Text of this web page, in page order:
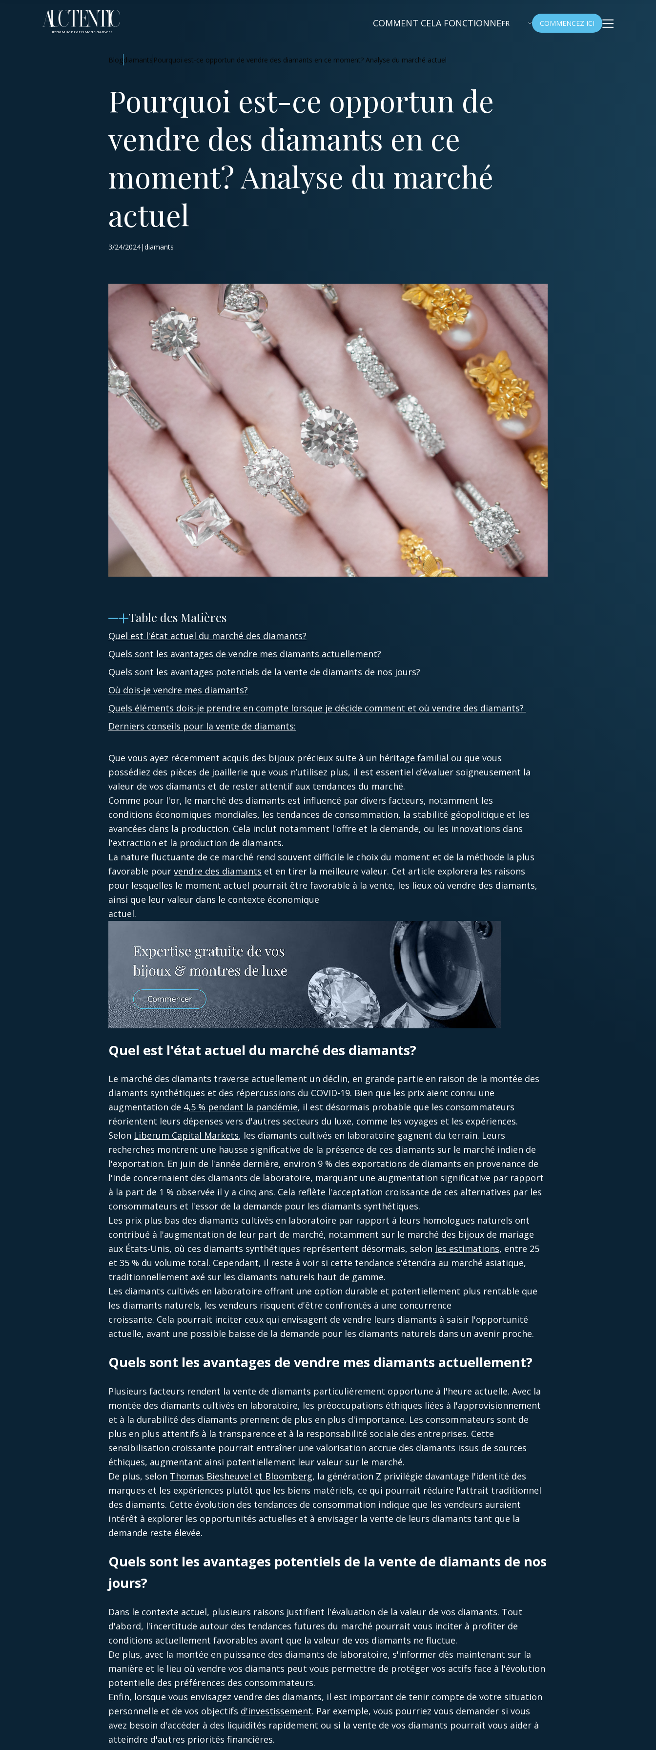
BredaMilanParisMadridAnvers
COMMENT CELA FONCTIONNEFR COMMENCEZ ICI
Blogdiamants Pourquoi est-ce opportun de vendre des diamants en ce moment? Analyse du marché actuel​
Pourquoi est-ce opportun de
vendre des diamants en ce
moment? Analyse du marché
actuel​
3/24/2024|diamants
Table des Matières
Quel est l'état actuel du marché des diamants?
Quels sont les avantages de vendre mes diamants actuellement?
Quels sont les avantages potentiels de la vente de diamants de nos jours?​
Où dois-je vendre mes diamants?
Quels éléments dois-je prendre en compte lorsque je décide comment et où vendre des diamants?​
Derniers conseils pour la vente de diamants:
Que vous ayez récemment acquis des bijoux précieux suite à un héritage familial ou que vous
possédiez des pièces de joaillerie que vous n’utilisez plus, il est essentiel d’évaluer soigneusement la
valeur de vos diamants et de rester attentif aux tendances du marché. ​
Comme pour l'or, le marché des diamants est influencé par divers facteurs, notamment les
conditions économiques mondiales, les tendances de consommation, la stabilité géopolitique et les
avancées dans la production. Cela inclut notamment l'offre et la demande, ou les innovations dans
l'extraction et la production de diamants. ​
La nature fluctuante de ce marché rend souvent difficile le choix du moment et de la méthode la plus
favorable pour vendre des diamants et en tirer la meilleure valeur. Cet article explorera les raisons
pour lesquelles le moment actuel pourrait être favorable à la vente, les lieux où vendre des diamants,
ainsi que leur valeur dans le contexte économique
actuel.
Quel est l'état actuel du marché des diamants?
Le marché des diamants traverse actuellement un déclin, en grande partie en raison de la montée des
diamants synthétiques et des répercussions du COVID-19. Bien que les prix aient connu une
augmentation de 4,5 % pendant la pandémie, il est désormais probable que les consommateurs
réorientent leurs dépenses vers d'autres secteurs du luxe, comme les voyages et les expériences.
Selon Liberum Capital Markets, les diamants cultivés en laboratoire gagnent du terrain. Leurs
recherches montrent une hausse significative de la présence de ces diamants sur le marché indien de
l'exportation. En juin de l'année dernière, environ 9 % des exportations de diamants en provenance de
l'Inde concernaient des diamants de laboratoire, marquant une augmentation significative par rapport
à la part de 1 % observée il y a cinq ans. Cela reflète l'acceptation croissante de ces alternatives par les
consommateurs et l'essor de la demande pour les diamants synthétiques.
Les prix plus bas des diamants cultivés en laboratoire par rapport à leurs homologues naturels ont
contribué à l'augmentation de leur part de marché, notamment sur le marché des bijoux de mariage
aux États-Unis, où ces diamants synthétiques représentent désormais, selon les estimations, entre 25
et 35 % du volume total. Cependant, il reste à voir si cette tendance s'étendra au marché asiatique,
traditionnellement axé sur les diamants naturels haut de gamme.​
Les diamants cultivés en laboratoire offrant une option durable et potentiellement plus rentable que
les diamants naturels, les vendeurs risquent d'être confrontés à une concurrence
croissante. Cela pourrait inciter ceux qui envisagent de vendre leurs diamants à saisir l'opportunité
actuelle, avant une possible baisse de la demande pour les diamants naturels dans un avenir proche.
Quels sont les avantages de vendre mes diamants actuellement?
Plusieurs facteurs rendent la vente de diamants particulièrement opportune à l'heure actuelle. Avec la
montée des diamants cultivés en laboratoire, les préoccupations éthiques liées à l'approvisionnement
et à la durabilité des diamants prennent de plus en plus d'importance. Les consommateurs sont de
plus en plus attentifs à la transparence et à la responsabilité sociale des entreprises. Cette
sensibilisation croissante pourrait entraîner une valorisation accrue des diamants issus de sources
éthiques, augmentant ainsi potentiellement leur valeur sur le marché.
De plus, selon Thomas Biesheuvel et Bloomberg, la génération Z privilégie davantage l'identité des
marques et les expériences plutôt que les biens matériels, ce qui pourrait réduire l'attrait traditionnel
des diamants. Cette évolution des tendances de consommation indique que les vendeurs auraient
intérêt à explorer les opportunités actuelles et à envisager la vente de leurs diamants tant que la
demande reste élevée.
Quels sont les avantages potentiels de la vente de diamants de nos
jours?​
Dans le contexte actuel, plusieurs raisons justifient l'évaluation de la valeur de vos diamants. Tout
d'abord, l'incertitude autour des tendances futures du marché pourrait vous inciter à profiter de
conditions actuellement favorables avant que la valeur de vos diamants ne fluctue.
De plus, avec la montée en puissance des diamants de laboratoire, s'informer dès maintenant sur la
manière et le lieu où vendre vos diamants peut vous permettre de protéger vos actifs face à l'évolution
potentielle des préférences des consommateurs.
Enfin, lorsque vous envisagez vendre des diamants, il est important de tenir compte de votre situation
personnelle et de vos objectifs d'investissement. Par exemple, vous pourriez vous demander si vous
avez besoin d'accéder à des liquidités rapidement ou si la vente de vos diamants pourrait vous aider à
atteindre d'autres priorités financières.​